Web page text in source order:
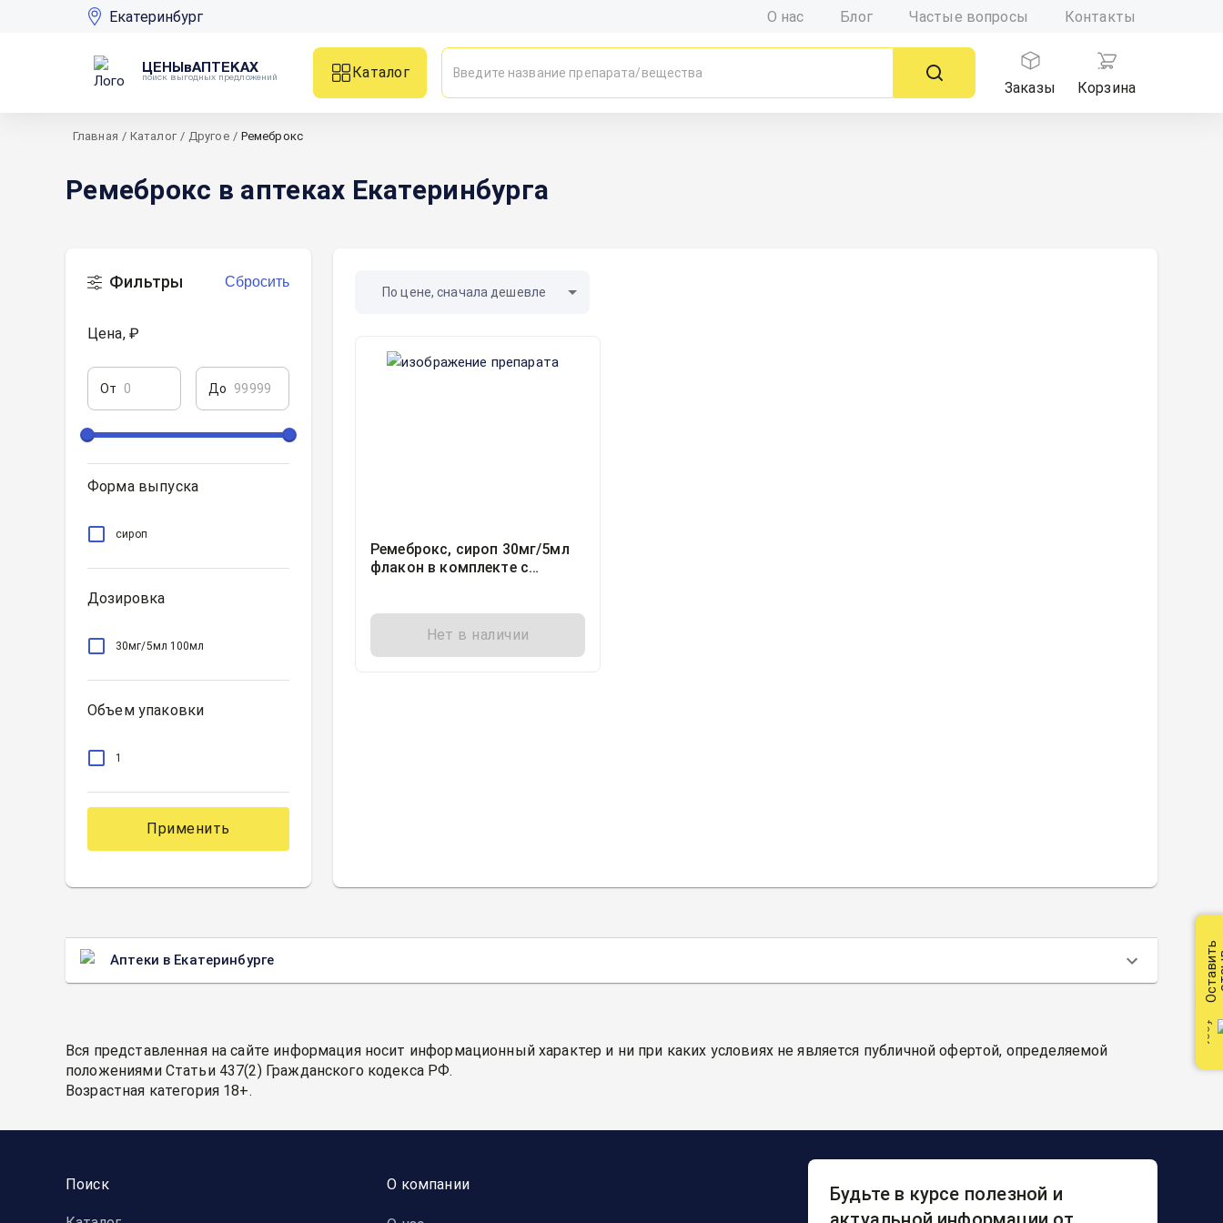
Екатеринбург О нас Блог Частые вопросы Контакты
ЦЕНЫвАПТЕКАХ
поиск выгодных предложений
Каталог
Заказы
Корзина
Главная / Каталог / Другое / Ремеброкс
Ремеброкс в аптеках Екатеринбурга
Фильтры Сбросить
Цена, ₽
От До
Форма выпуска
сироп
Дозировка
30мг/5мл 100мл
Объем упаковки
1
Применить
По цене, сначала дешевле
Ремеброкс, сироп 30мг/5мл
флакон в комплекте с
Нет в наличии
Аптеки в Екатеринбурге
Вся представленная на сайте информация носит информационный характер и ни при каких условиях не является публичной офертой, определяемой
положениями Статьи 437(2) Гражданского кодекса РФ.
Возрастная категория 18+.
Поиск О компании
Будьте в курсе полезной и
Оставить